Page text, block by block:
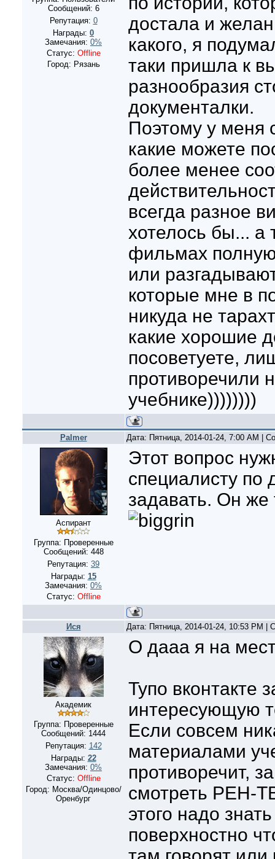
Сообщений: 6
Репутация: 0
Награды: 0
Замечания: 0%
Статус: Offline
Город: Рязань
достала и
какого, я
таки пришла к
разнообразия
документалки.
Поэтому у меня
какие можете
более менее
всегда разное
хотелось бы... а
фильмах полную
или
которые мне в
никуда не
какие хорошие
посоветуете,
противоречили
учебнике))))))))
Palmer Дата: Пятница, 2014-01-24, 7:00 AM |
Аспирант
Группа: Проверенные
Сообщений: 448
Репутация: 39
Награды: 15
Замечания: 0%
Статус: Offline
Этот вопрос
специалисту по
задавать. Он же
Ися Дата: Пятница, 2014-01-24, 10:53 PM |
Академик
Группа: Проверенные
Сообщений: 1444
Репутация: 142
Награды: 22
Замечания: 0%
Статус: Offline
Город: Москва/Одинцово/
Оренбург
О дааа я на
Тупо вконтакте
интересующую
Если совсем
материалами
противоречит,
смотреть РЕН-
этого надо
поверхностно